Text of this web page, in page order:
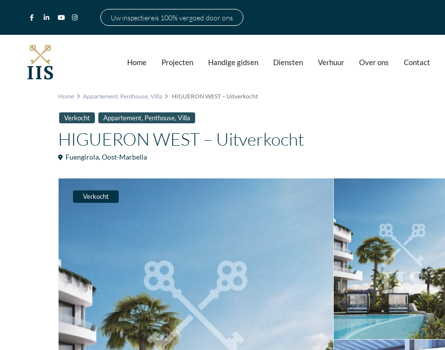
Uw inspectiereis 100% vergoed door ons
Home Projecten Handige gidsen Diensten Verhuur Over ons Contact
Home Appartement, Penthouse, Villa HIGUERON WEST – Uitverkocht
Verkocht Appartement, Penthouse,Villa
HIGUERON WEST – Uitverkocht
Fuengirola,Oost-Marbella
Verkocht